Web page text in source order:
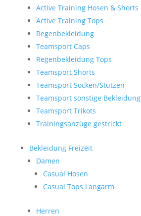
Active Training Hosen & Shorts
Active Training Tops
Regenbekleidung
Teamsport Caps
Regenbekleidung Tops
Teamsport Shorts
Teamsport Socken/Stutzen
Teamsport sonstige Bekleidung
Teamsport Trikots
Trainingsanzüge gestrickt
Bekleidung Freizeit
Damen
Casual Hosen
Casual Tops Langarm
Herren